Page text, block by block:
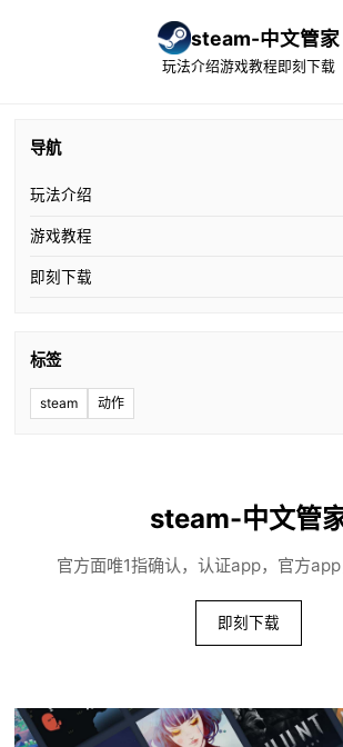
steam-中文管家
玩法介绍游戏教程 即刻下载
导航
玩法介绍
游戏教程
即刻下载
标签
steam 动作
steam-中文管
官方面唯1指确认，认证app，官方
即刻下载